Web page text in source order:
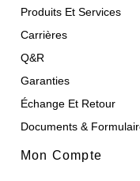
Produits Et Services
Carrières
Q&R
Garanties
Échange Et Retour
Documents &
Mon Compte